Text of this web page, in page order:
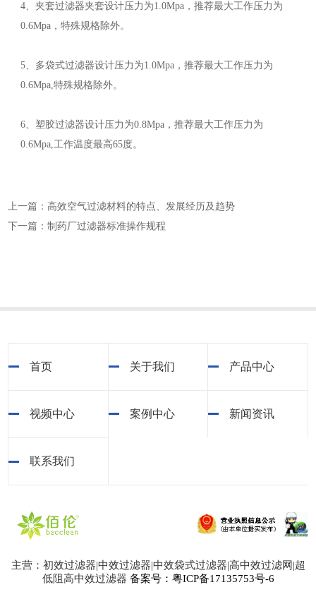
4、夹套过滤器夹套设计压力为1.0Mpa，推荐最大工作压力为
0.6Mpa，特殊规格除外。
5、多袋式过滤器设计压力为1.0Mpa，推荐最大工作压力为
0.6Mpa,特殊规格除外。
6、塑胶过滤器设计压力为0.8Mpa，推荐最大工作压力为
0.6Mpa,工作温度最高65度。
上一篇：高效空气过滤材料的特点、发展经历及趋势
下一篇：制药厂过滤器标准操作规程
首页 关于我们 产品中心
视频中心 案例中心 新闻资讯
联系我们
主营：初效过滤器|中效过滤器|中效袋式过滤器|高中效过滤网|超
低阻高中效过滤器 备案号：粤ICP备17135753号-6